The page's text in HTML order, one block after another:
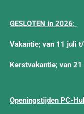
GESLOTEN in 2026:
Vakantie; van 11 juli
Kerstvakantie; van
Openingstijden PC-